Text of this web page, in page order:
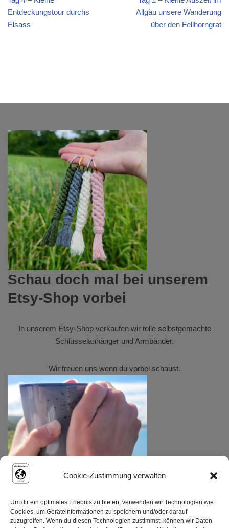
Cookie-Zustimmung verwalten
Um dir ein optimales Erlebnis zu bieten, verwenden wir Technologien wie
Cookies, um Geräteinformationen zu speichern und/oder darauf
zuzugreifen. Wenn du diesen Technologien zustimmst, können wir Daten
Entdeckungstour durchs
Elsass
Allgäu unsere Wanderung
über den Fellhorngrat
Schau doch mal bei unserem
Etsy-Shop vorbei
In unserem Etsy-Shopverkaufen wir tolle selbstgemachte
Schlüsselanhänger und Armbänder.
Wir freuen uns wenn du vorbei schaust.